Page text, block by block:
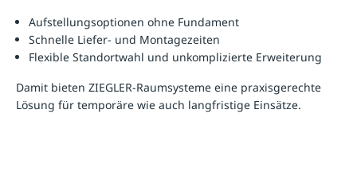
Aufstellungsoptionen ohne Fundament
Schnelle Liefer- und Montagezeiten
Flexible Standortwahl und unkomplizierte Erweiterung
Damit bieten ZIEGLER-Raumsysteme eine praxisgerechte
Lösung für temporäre wie auch langfristige Einsätze.